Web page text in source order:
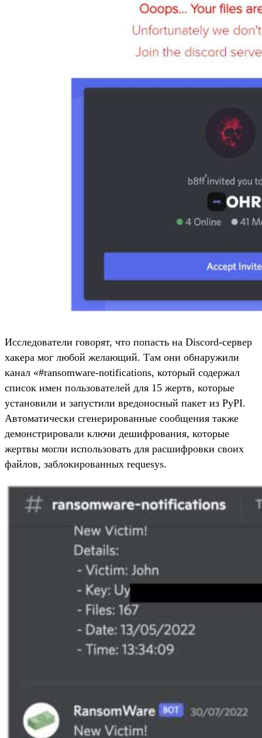
Исследователи говорят, что попасть на Discord-сервер
хакера мог любой желающий. Там они обнаружили
канал «#ransomware-notifications, который содержал
список имен пользователей для 15 жертв, которые
установили и запустили вредоносный пакет из PyPI.
Автоматически сгенерированные сообщения также
демонстрировали ключи дешифрования, которые
жертвы могли использовать для расшифровки своих
файлов, заблокированных requesys.